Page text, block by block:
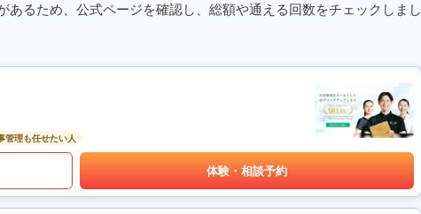
るため、公式ページを確認し、総額や通える回数をチェックしまし
管理も任せたい人
体験・相談予約